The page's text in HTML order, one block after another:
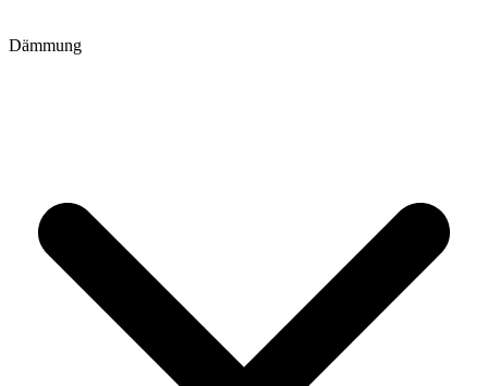
Dämmung